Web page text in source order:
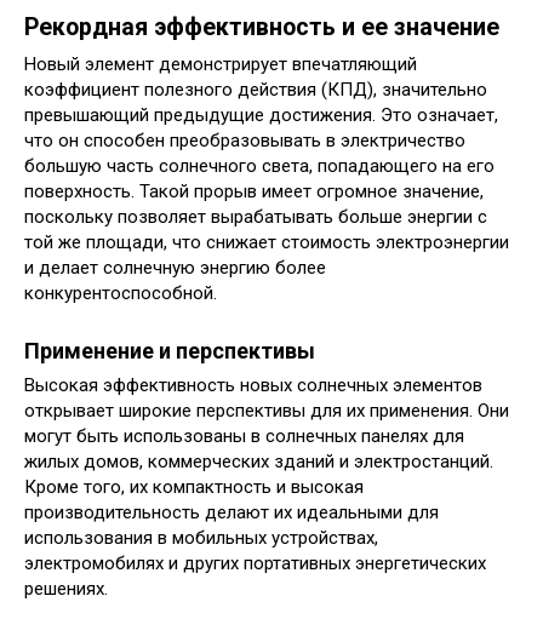
Рекордная эффективность и ее значение
Новый элемент демонстрирует впечатляющий
коэффициент полезного действия (КПД), значительно
превышающий предыдущие достижения. Это означает,
что он способен преобразовывать в электричество
большую часть солнечного света, попадающего на его
поверхность. Такой прорыв имеет огромное значение,
поскольку позволяет вырабатывать больше энергии с
той же площади, что снижает стоимость электроэнергии
и делает солнечную энергию более
конкурентоспособной.
Применение и перспективы
Высокая эффективность новых солнечных элементов
открывает широкие перспективы для их применения. Они
могут быть использованы в солнечных панелях для
жилых домов, коммерческих зданий и электростанций.
Кроме того, их компактность и высокая
производительность делают их идеальными для
использования в мобильных устройствах,
электромобилях и других портативных энергетических
решениях.